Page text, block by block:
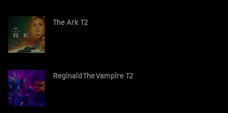
The Ark T2
Reginald The Vampire T2